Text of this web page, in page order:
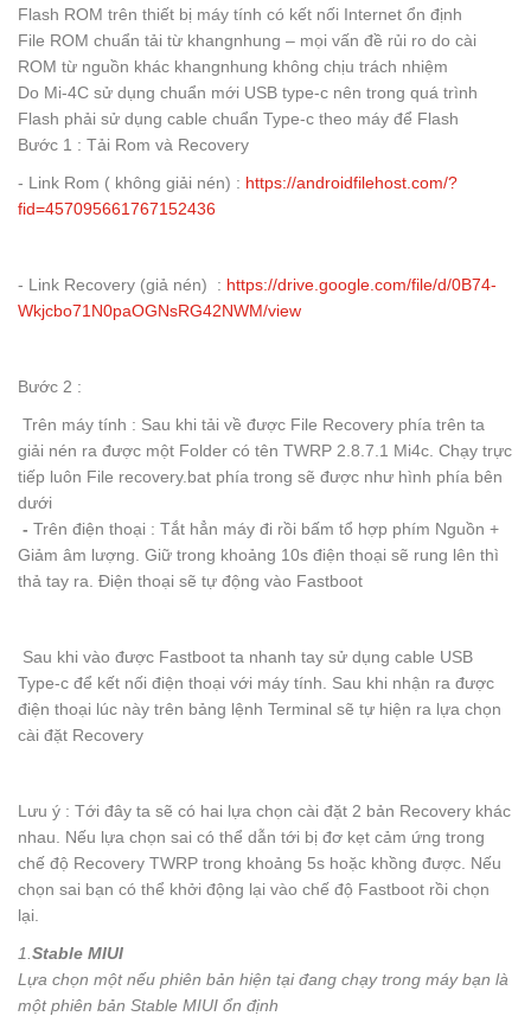
Flash ROM trên thiết bị máy tính có kết nối Internet ổn định
File ROM chuẩn tải từ khangnhung – mọi vấn đề rủi ro do cài
ROM từ nguồn khác khangnhung không chịu trách nhiệm
Do Mi-4C sử dụng chuẩn mới USB type-c nên trong quá trình
Flash phải sử dụng cable chuẩn Type-c theo máy để Flash
Bước 1 : Tải Rom và Recovery
- Link Rom ( không giải nén) : https://androidfilehost.com/?
fid=457095661767152436
- Link Recovery (giả nén) : https://drive.google.com/file/d/0B74-
Wkjcbo71N0paOGNsRG42NWM/view
Bước 2 :
Trên máy tính : Sau khi tải về được File Recovery phía trên ta
giải nén ra được một Folder có tên TWRP 2.8.7.1 Mi4c. Chạy trực
tiếp luôn File recovery.bat phía trong sẽ được như hình phía bên
dưới
- Trên điện thoại : Tắt hẳn máy đi rồi bấm tổ hợp phím Nguồn +
Giảm âm lượng. Giữ trong khoảng 10s điện thoại sẽ rung lên thì
thả tay ra. Điện thoại sẽ tự động vào Fastboot
Sau khi vào được Fastboot ta nhanh tay sử dụng cable USB
Type-c để kết nối điện thoại với máy tính. Sau khi nhận ra được
điện thoại lúc này trên bảng lệnh Terminal sẽ tự hiện ra lựa chọn
cài đặt Recovery
Lưu ý : Tới đây ta sẽ có hai lựa chọn cài đặt 2 bản Recovery khác
nhau. Nếu lựa chọn sai có thể dẫn tới bị đơ kẹt cảm ứng trong
chế độ Recovery TWRP trong khoảng 5s hoặc khồng được. Nếu
chọn sai bạn có thể khởi động lại vào chế độ Fastboot rồi chọn
lại.
1. Stable MIUI
Lựa chọn một nếu phiên bản hiện tại đang chạy trong máy bạn là
một phiên bản Stable MIUI ổn định